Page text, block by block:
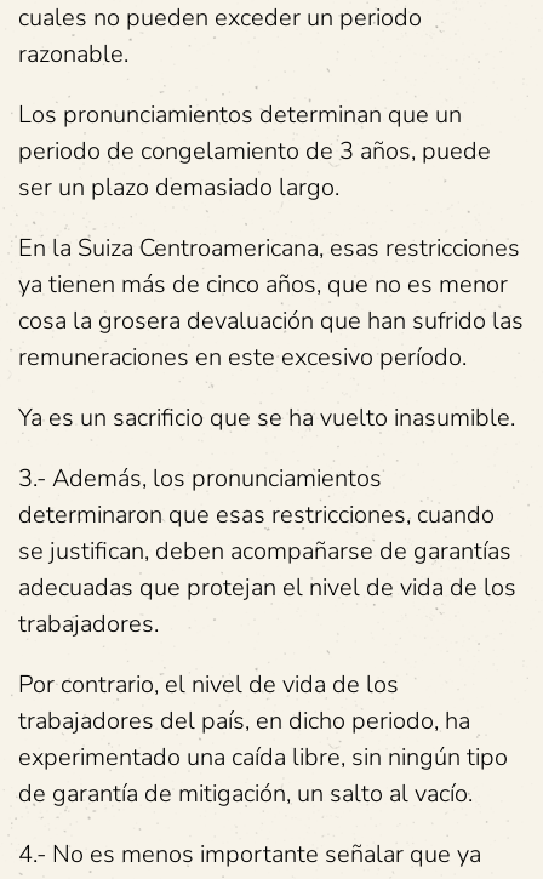
cuales no pueden exceder un periodo
razonable.
Los pronunciamientos determinan que un
periodo de congelamiento de 3 años, puede
ser un plazo demasiado largo.
En la Suiza Centroamericana, esas restricciones
ya tienen más de cinco años, que no es menor
cosa la grosera devaluación que han sufrido las
remuneraciones en este excesivo período.
Ya es un sacrificio que se ha vuelto inasumible.
3.- Además, los pronunciamientos
determinaron que esas restricciones, cuando
se justifican, deben acompañarse de garantías
adecuadas que protejan el nivel de vida de los
trabajadores.
Por contrario, el nivel de vida de los
trabajadores del país, en dicho periodo, ha
experimentado una caída libre, sin ningún tipo
de garantía de mitigación, un salto al vacío.
4.- No es menos importante señalar que ya